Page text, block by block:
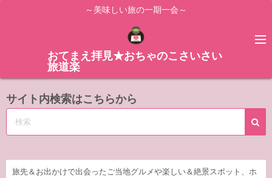
ス
ッ
～美味しい旅の一期一会～
おてまえ拝見★おちゃのこさいさい
旅道楽
サイト内検索はこちらから
旅先＆お出かけで出会ったご当地グルメや楽しい＆絶景スポット、ホ